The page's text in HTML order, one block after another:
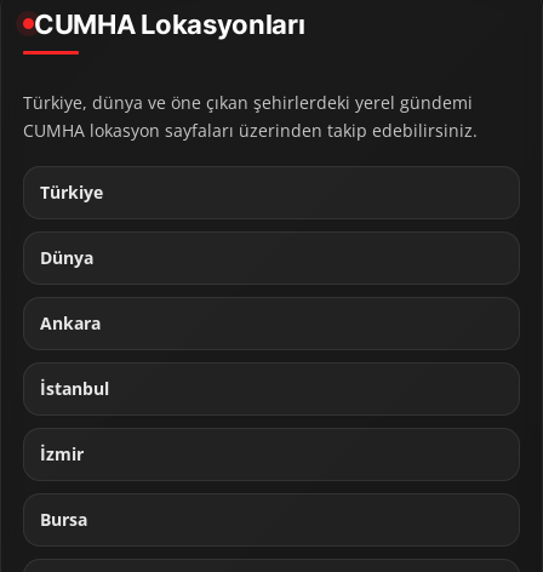
CUMHA Lokasyonları
Türkiye, dünya ve öne çıkan şehirlerdeki yerel gündemi
CUMHA lokasyon sayfaları üzerinden takip edebilirsiniz.
Türkiye
Dünya
Ankara
İstanbul
İzmir
Bursa